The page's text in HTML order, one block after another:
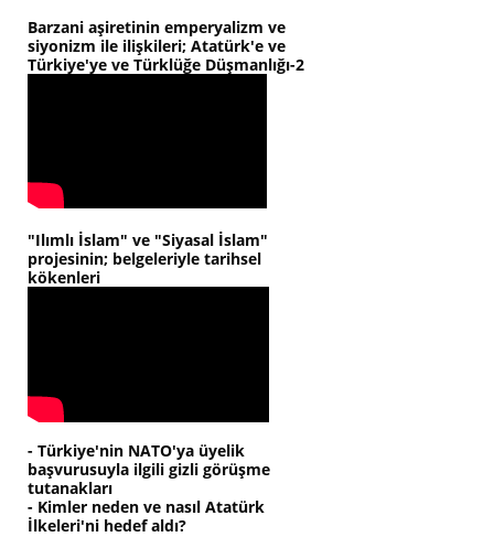
Barzani aşiretinin emperyalizm ve
siyonizm ile ilişkileri; Atatürk'e ve
Türkiye'ye ve Türklüğe Düşmanlığı-2
"Ilımlı İslam" ve "Siyasal İslam"
projesinin; belgeleriyle tarihsel
kökenleri
- Türkiye'nin NATO'ya üyelik
başvurusuyla ilgili gizli görüşme
tutanakları
- Kimler neden ve nasıl Atatürk
İlkeleri'ni hedef aldı?